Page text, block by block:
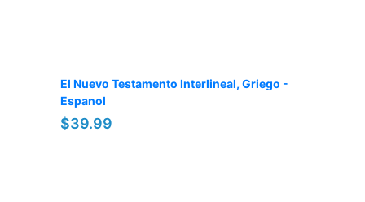
El Nuevo Testamento Interlineal, Griego -
Espanol
$39.99